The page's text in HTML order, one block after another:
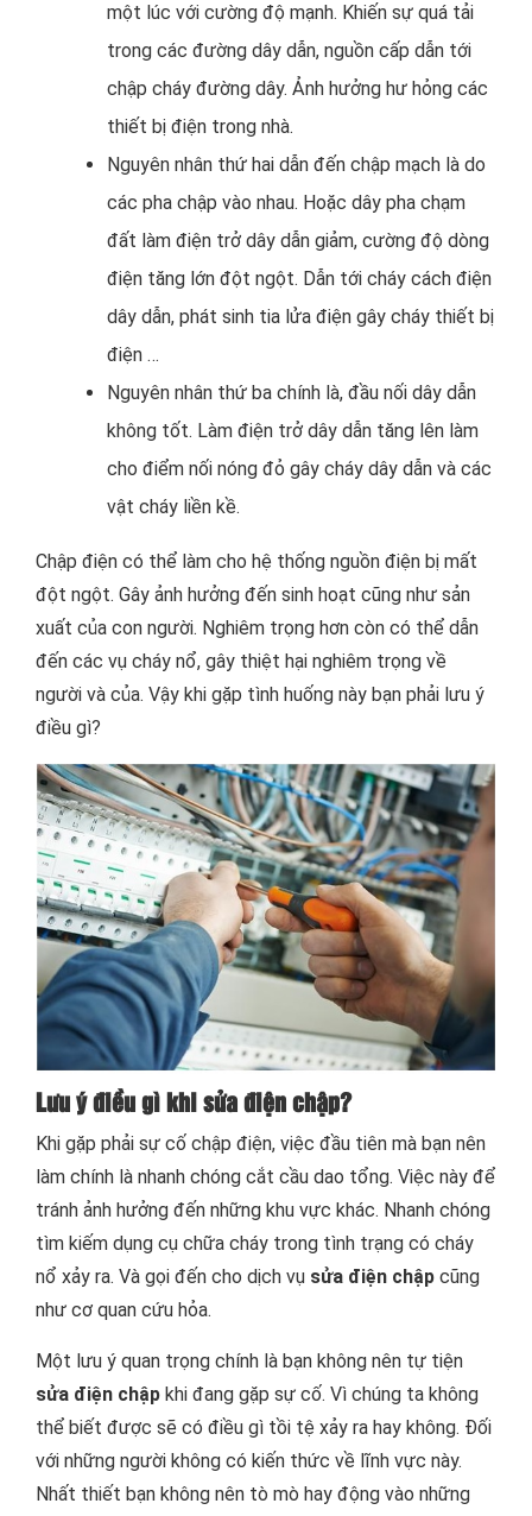
một lúc với cường độ mạnh. Khiến sự quá tải
trong các đường dây dẫn, nguồn cấp dẫn tới
chập cháy đường dây. Ảnh hưởng hư hỏng các
thiết bị điện trong nhà.
Nguyên nhân thứ hai dẫn đến chập mạch là do
các pha chập vào nhau. Hoặc dây pha chạm
đất làm điện trở dây dẫn giảm, cường độ dòng
điện tăng lớn đột ngột. Dẫn tới cháy cách điện
dây dẫn, phát sinh tia lửa điện gây cháy thiết bị
điện …
Nguyên nhân thứ ba chính là, đầu nối dây dẫn
không tốt. Làm điện trở dây dẫn tăng lên làm
cho điểm nối nóng đỏ gây cháy dây dẫn và các
vật cháy liền kề.
Chập điện có thể làm cho hệ thống nguồn điện bị mất
đột ngột. Gây ảnh hưởng đến sinh hoạt cũng như sản
xuất của con người. Nghiêm trọng hơn còn có thể dẫn
đến các vụ cháy nổ, gây thiệt hại nghiêm trọng về
người và của. Vậy khi gặp tình huống này bạn phải lưu ý
điều gì?
Lưu ý điều gì khi sửa điện chập?
Khi gặp phải sự cố chập điện, việc đầu tiên mà bạn nên
làm chính là nhanh chóng cắt cầu dao tổng. Việc này để
tránh ảnh hưởng đến những khu vực khác. Nhanh chóng
tìm kiếm dụng cụ chữa cháy trong tình trạng có cháy
nổ xảy ra. Và gọi đến cho dịch vụ sửa điện chập cũng
như cơ quan cứu hỏa.
Một lưu ý quan trọng chính là bạn không nên tự tiện
sửa điện chập khi đang gặp sự cố. Vì chúng ta không
thể biết được sẽ có điều gì tồi tệ xảy ra hay không. Đối
với những người không có kiến thức về lĩnh vực này.
Nhất thiết bạn không nên tò mò hay động vào những